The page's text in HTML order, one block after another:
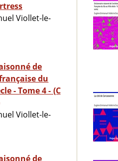
Viollet-le-
de
du
- Tome 4 - (C
Viollet-le-
de